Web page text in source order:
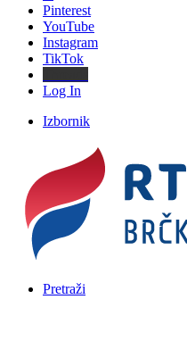
Pinterest
YouTube
Instagram
TikTok
Log In
Izbornik
Pretraži